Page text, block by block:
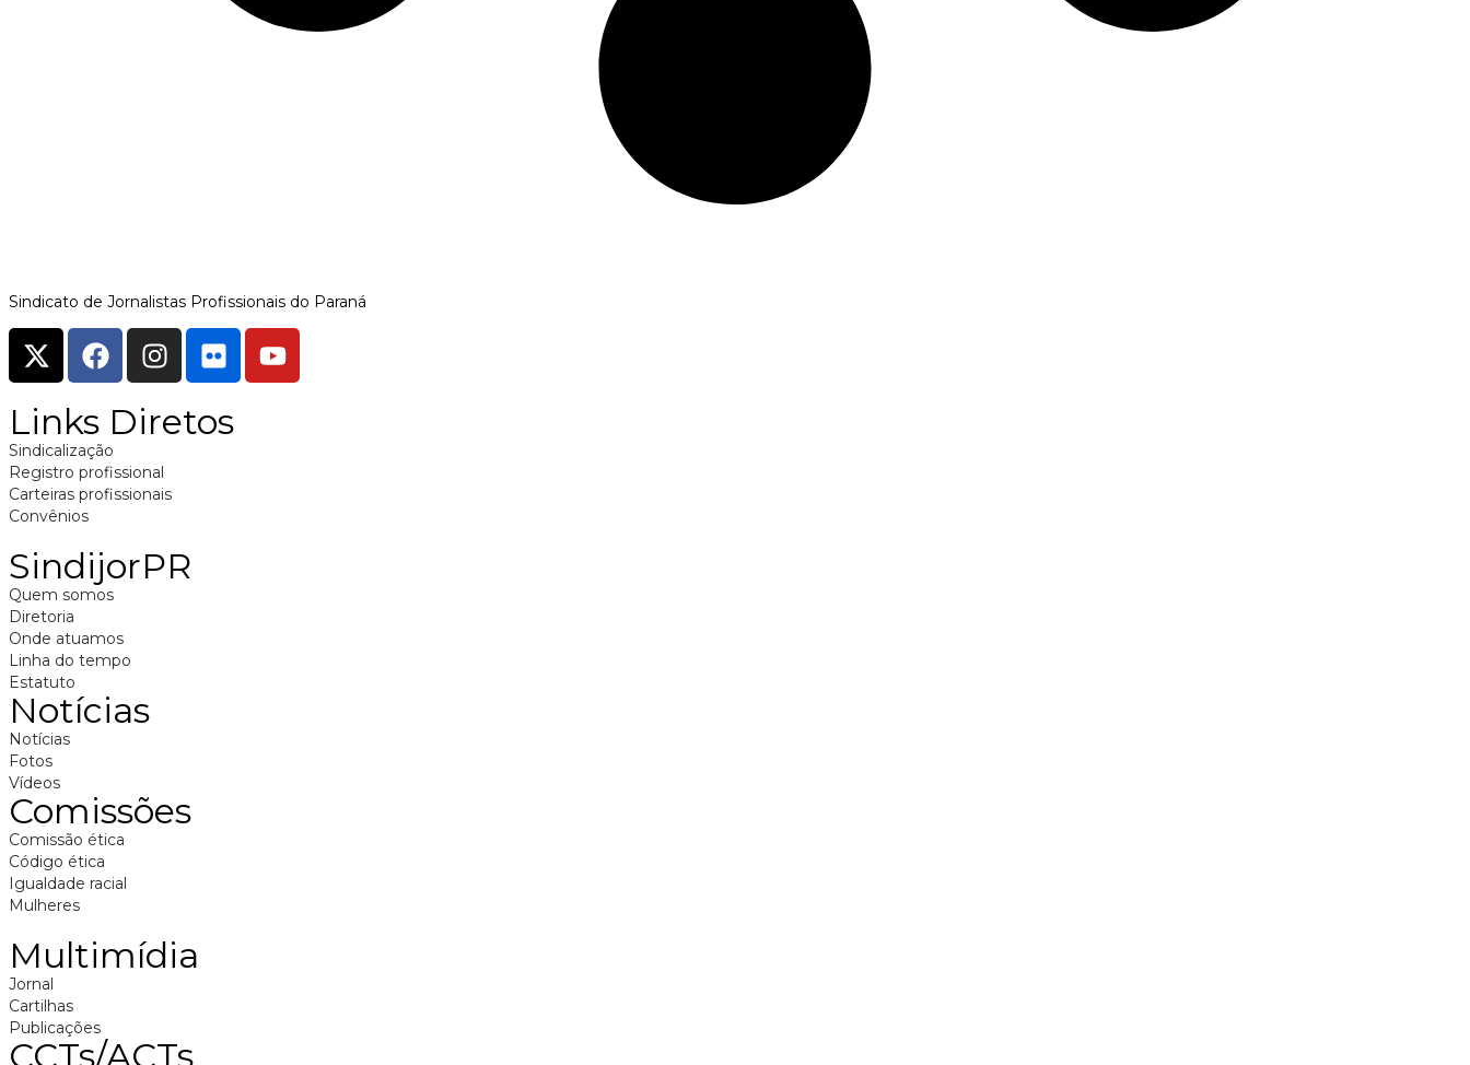
Sindicato de Jornalistas Profissionais do Paraná
Links Diretos
Sindicalização
Registro profissional
Carteiras profissionais
Convênios
SindijorPR
Quem somos
Diretoria
Onde atuamos
Linha do tempo
Estatuto
Notícias
Notícias
Fotos
Vídeos
Comissões
Comissão ética
Código ética
Igualdade racial
Mulheres
Multimídia
Jornal
Cartilhas
Publicações
CCTs/ACTs